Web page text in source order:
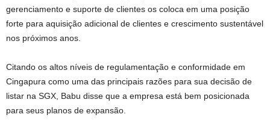
gerenciamento e suporte de clientes os coloca em uma posição
forte para aquisição adicional de clientes e crescimento sustentável
nos próximos anos.
Citando os altos níveis de regulamentação e conformidade em
Cingapura como uma das principais razões para sua decisão de
listar na SGX, Babu disse que a empresa está bem posicionada
para seus planos de expansão.